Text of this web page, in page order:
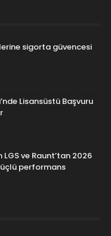
sigorta güvencesi
Lisansüstü Başvuru
ve Raunt’tan 2026
performans